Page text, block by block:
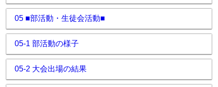
05 ■部活動・生徒会活動■
05-1 部活動の様子
05-2 大会出場の結果